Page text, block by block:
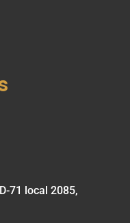
71 local 2085,